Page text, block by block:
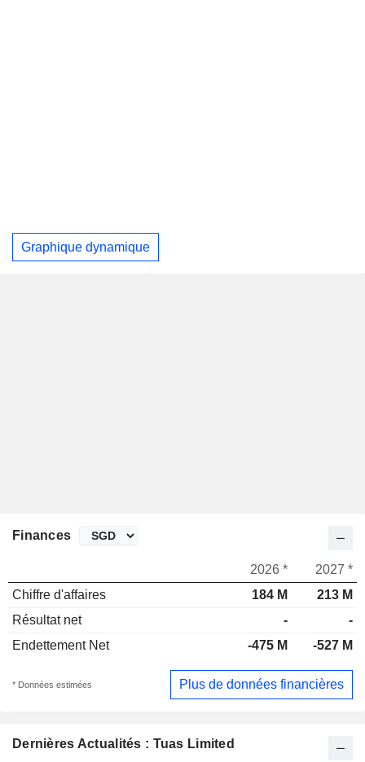
Graphique dynamique
Dernières Actualités : Tuas Limited
Finances
2026 *
2027 *
Chiffre d'affaires
184 M
213 M
Résultat net
-
-
Endettement Net
-475 M -527 M
* Données estimées Plus de données financières